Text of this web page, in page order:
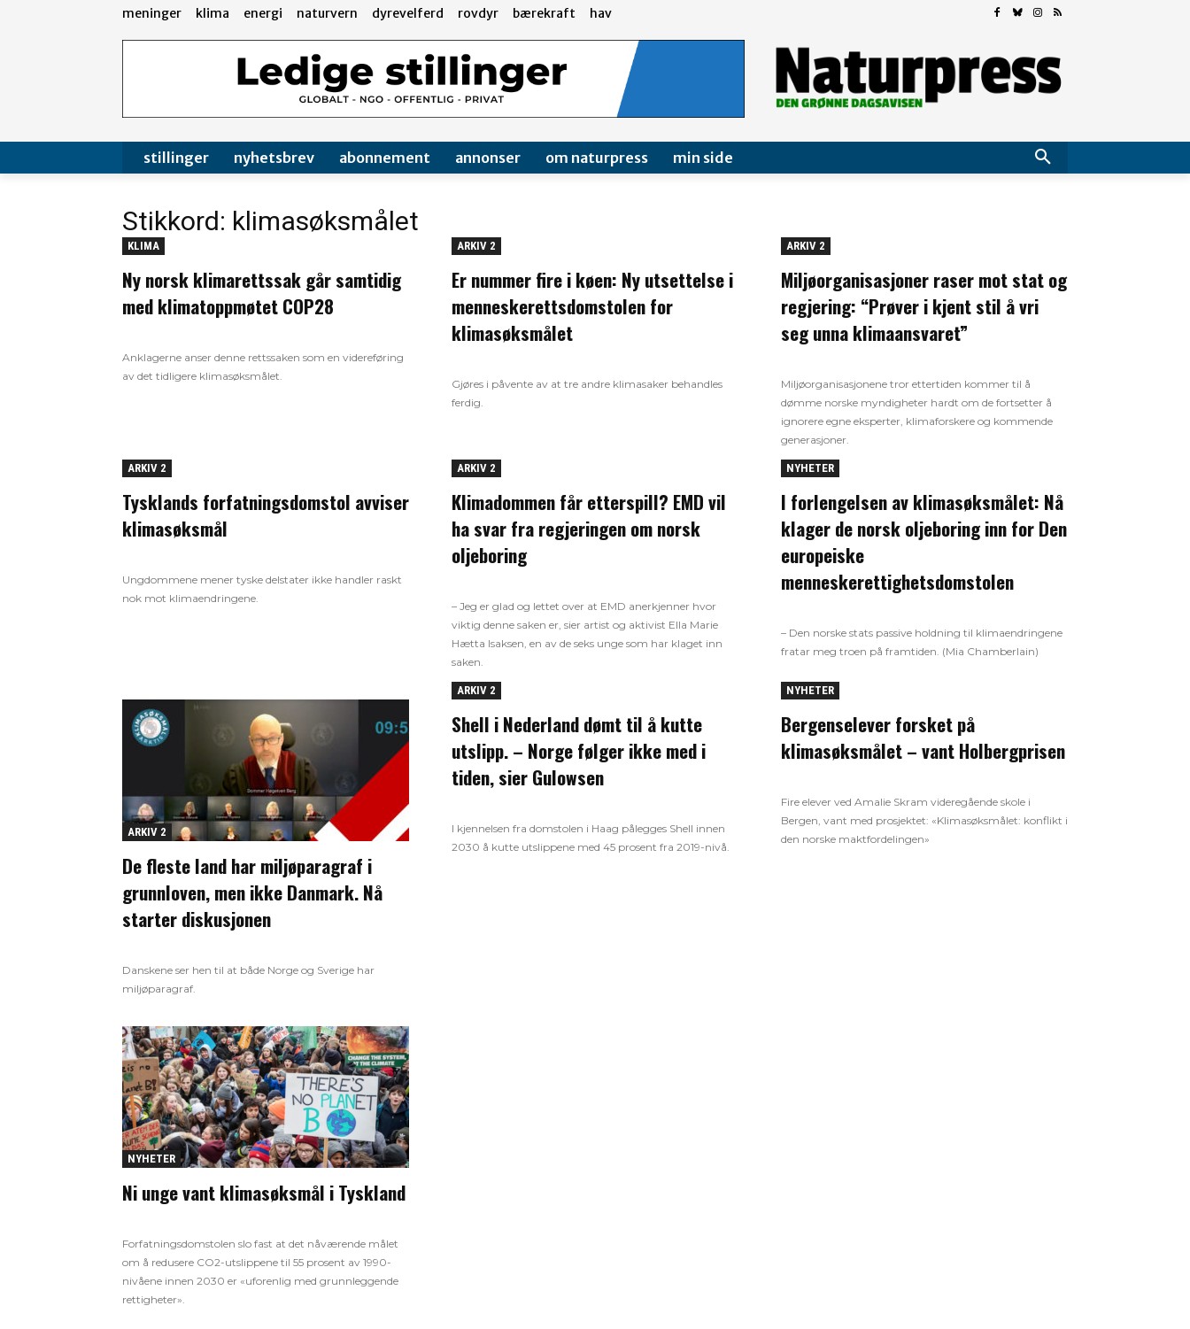
meninger klima energi naturvern dyrevelferd rovdyr bærekraft hav
stillinger nyhetsbrev abonnement annonser om naturpress min side
Stikkord: klimasøksmålet
KLIMA
Ny norsk klimarettssak går samtidig
med klimatoppmøtet COP28
Anklagerne anser denne rettssaken som en videreføring
av det tidligere klimasøksmålet.
ARKIV 2
Er nummer fire i køen: Ny utsettelse i
menneskerettsdomstolen for
klimasøksmålet
Gjøres i påvente av at tre andre klimasaker behandles
ferdig.
ARKIV 2
Miljøorganisasjoner raser mot stat og
regjering: “Prøver i kjent stil å vri
seg unna klimaansvaret”
Miljøorganisasjonene tror ettertiden kommer til å
dømme norske myndigheter hardt om de fortsetter å
ignorere egne eksperter, klimaforskere og kommende
generasjoner.
ARKIV 2
Tysklands forfatningsdomstol avviser
klimasøksmål
Ungdommene mener tyske delstater ikke handler raskt
nok mot klimaendringene.
ARKIV 2
Klimadommen får etterspill? EMD vil
ha svar fra regjeringen om norsk
oljeboring
– Jeg er glad og lettet over at EMD anerkjenner hvor
viktig denne saken er, sier artist og aktivist Ella Marie
Hætta Isaksen, en av de seks unge som har klaget inn
saken.
NYHETER
I forlengelsen av klimasøksmålet: Nå
klager de norsk oljeboring inn for Den
europeiske
menneskerettighetsdomstolen
– Den norske stats passive holdning til klimaendringene
fratar meg troen på framtiden. (Mia Chamberlain)
ARKIV 2
De fleste land har miljøparagraf i
grunnloven, men ikke Danmark. Nå
starter diskusjonen
Danskene ser hen til at både Norge og Sverige har
miljøparagraf.
ARKIV 2
Shell i Nederland dømt til å kutte
utslipp. – Norge følger ikke med i
tiden, sier Gulowsen
I kjennelsen fra domstolen i Haag pålegges Shell innen
2030 å kutte utslippene med 45 prosent fra 2019-nivå.
NYHETER
Bergenselever forsket på
klimasøksmålet – vant Holbergprisen
Fire elever ved Amalie Skram videregående skole i
Bergen, vant med prosjektet: «Klimasøksmålet: konflikt i
den norske maktfordelingen»
NYHETER
Ni unge vant klimasøksmål i Tyskland
Forfatningsdomstolen slo fast at det nåværende målet
om å redusere CO2-utslippene til 55 prosent av 1990-
nivåene innen 2030 er «uforenlig med grunnleggende
rettigheter».